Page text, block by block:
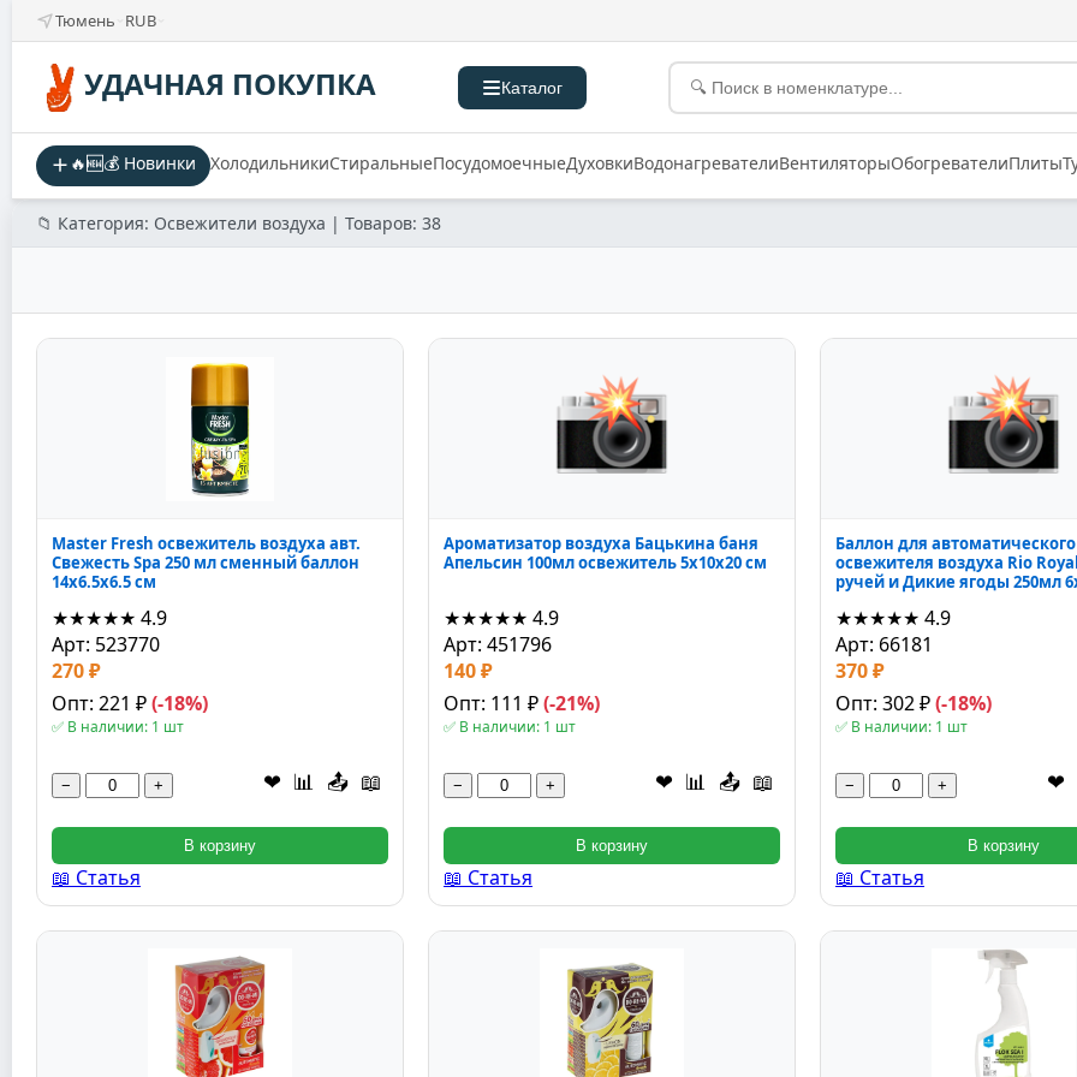
Тюмень RUB
УДАЧНАЯ ПОКУПКА Каталог
🔥🆕💰 Новинки ХолодильникиСтиральныеПосудомоечныеДуховкиВодонагревателиВентиляторыОбогревателиПлиты
📁 Категория: Освежители воздуха | Товаров: 38
Master Fresh освежитель воздуха авт.
Свежесть Spa 250 мл сменный баллон
14x6.5x6.5 см
★★★★★ 4.9
Арт: 523770
270 ₽
Опт: 221 ₽(-18%)
✅ В наличии: 1 шт
− + ❤ 📊 📤 📖
В корзину
📖 Статья
Ароматизатор воздуха Бацькина баня
Апельсин 100мл освежитель 5x10x20 см
★★★★★ 4.9
Арт: 451796
140 ₽
Опт: 111 ₽(-21%)
✅ В наличии: 1 шт
− + ❤ 📊 📤 📖
В корзину
📖 Статья
Баллон для автоматического
освежителя воздуха Rio
ручей и Дикие ягоды 250мл
★★★★★ 4.9
Арт: 66181
370 ₽
Опт: 302 ₽(-18%)
✅ В наличии: 1 шт
− + ❤
В корзину
📖 Статья